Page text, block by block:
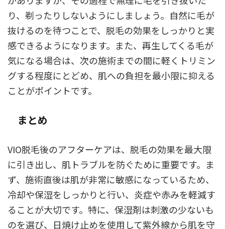
り、剃ったりしないようにしましょう。自然に毛が
抜けるのを待つことで、脱毛の効果をしっかりと実
感できるようになります。また、再生してくる毛が
気になる場合は、次の施術までの間に軽くトリミン
グする程度にとどめ、肌への負担を最小限に抑える
ことがポイントです。
まとめ
VIO脱毛後のアフターケアは、脱毛の効果を最大限
に引き出し、肌トラブルを防ぐために重要です。ま
ず、施術直後は肌が非常に敏感になっているため、
冷却や保湿をしっかりと行い、炎症や赤みを軽減す
ることが大切です。特に、保湿剤は刺激の少ないも
のを選び、日焼け止めを使用して紫外線から肌を守